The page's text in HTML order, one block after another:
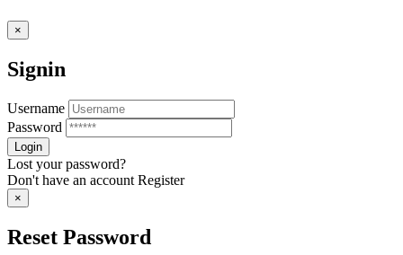
×
Signin
Username
Password
Lost your password?
Don't have an account Register
×
Reset Password